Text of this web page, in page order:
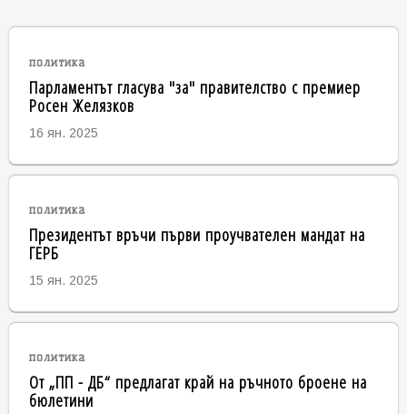
политика
Парламентът гласува "за" правителство с премиер
Росен Желязков
16 ян. 2025
политика
Президентът връчи първи проучвателен мандат на
ГЕРБ
15 ян. 2025
политика
От „ПП - ДБ“ предлагат край на ръчното броене на
бюлетини